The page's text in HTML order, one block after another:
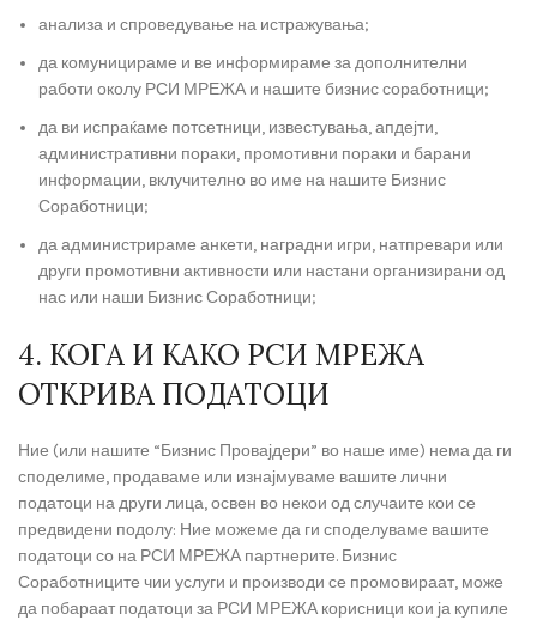
анализа и спроведување на истражувања;
да комуницираме и ве информираме за дополнителни
работи околу РСИ МРЕЖА и нашите бизнис соработници;
да ви испраќаме потсетници, известувања, апдејти,
административни пораки, промотивни пораки и барани
информации, вклучително во име на нашите Бизнис
Соработници;
да администрираме анкети, наградни игри, натпревари или
други промотивни активности или настани организирани од
нас или наши Бизнис Соработници;
4. КОГА И КАКО РСИ МРЕЖА
ОТКРИВА ПОДАТОЦИ
Ние (или нашите “Бизнис Провајдери” во наше име) нема да ги
споделиме, продаваме или изнајмуваме вашите лични
податоци на други лица, освен во некои од случаите кои се
предвидени подолу: Ние можеме да ги споделуваме вашите
податоци со на РСИ МРЕЖА партнерите. Бизнис
Соработниците чии услуги и производи се промовираат, може
да побараат податоци за РСИ МРЕЖА корисници кои ја купиле